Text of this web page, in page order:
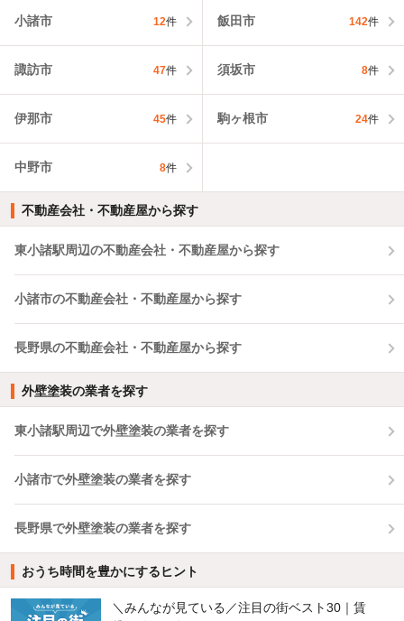
小諸市 12件 飯田市 142件
諏訪市 47件 須坂市 8件
伊那市 45件 駒ヶ根市 24件
中野市 8件
不動産会社・不動産屋から探す
東小諸駅周辺の不動産会社・不動産屋から探す
小諸市の不動産会社・不動産屋から探す
長野県の不動産会社・不動産屋から探す
外壁塗装の業者を探す
東小諸駅周辺で外壁塗装の業者を探す
小諸市で外壁塗装の業者を探す
長野県で外壁塗装の業者を探す
おうち時間を豊かにするヒント
＼みんなが見ている／注目の街ベスト30｜賃